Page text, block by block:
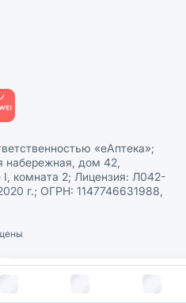
за руб.
персональных данных
«еАптека»;
набережная, дом 42,
комната 2; Лицензия: Л042-
г.; ОГРН: 1147746631988,